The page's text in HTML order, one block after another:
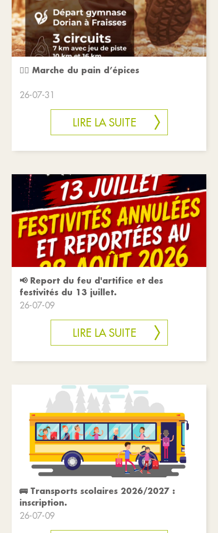
🚶‍♂️ Marche du pain d’épices
26-07-31
LIRE LA SUITE
📢 Report du feu d'artifice et des
festivités du 13 juillet.
26-07-09
LIRE LA SUITE
🚌 Transports scolaires 2026/2027 :
inscription.
26-07-09